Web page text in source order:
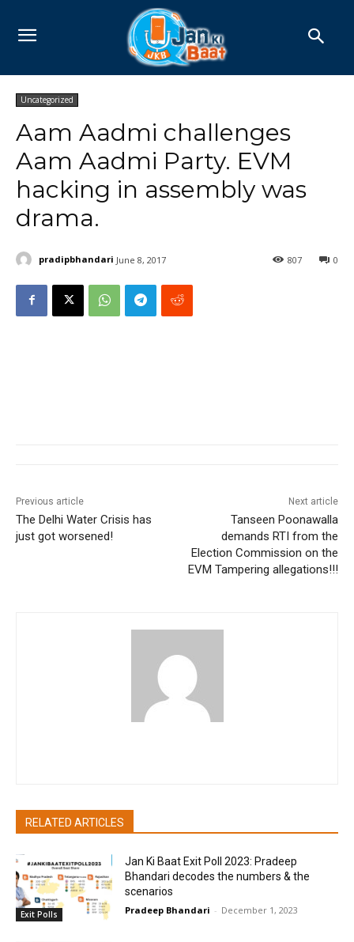
Uncategorized
Aam Aadmi challenges
Aam Aadmi Party. EVM
hacking in assembly was
drama.
pradipbhandari June 8, 2017 0
807
Previous article
The Delhi Water Crisis has
just got worsened!
Next article
Tanseen Poonawalla
demands RTI from the
Election Commission on the
EVM Tampering allegations!!!
RELATED ARTICLES
Exit Polls
Jan Ki Baat Exit Poll 2023: Pradeep
Bhandari decodes the numbers & the
scenarios
Pradeep Bhandari - December 1, 2023